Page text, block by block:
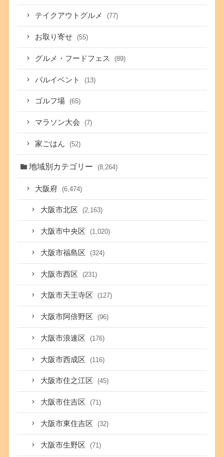
テイクアウトグルメ (77)
お取り寄せ (55)
グルメ・フードフェス (89)
バルイベント (13)
ゴルフ場 (65)
マラソン大会 (7)
家ごはん (52)
地域別カテゴリー (8,264)
大阪府 (6,474)
大阪市北区 (2,163)
大阪市中央区 (1,020)
大阪市福島区 (324)
大阪市西区 (231)
大阪市天王寺区 (127)
大阪市阿倍野区 (96)
大阪市浪速区 (176)
大阪市西成区 (116)
大阪市住之江区 (45)
大阪市住吉区 (71)
大阪市東住吉区 (32)
大阪市生野区 (71)